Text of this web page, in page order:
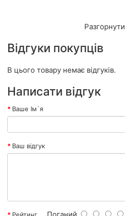
Разгорнути
Відгуки покупців
В цього товару немає відгуків.
Написати відгук
Ваше Ім`я
Ваш відгук